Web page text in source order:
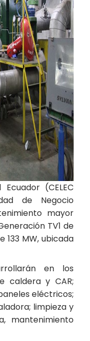
(CELEC
de Negocio
mayor
TV1 de
133 MW, ubicada
en los
caldera y CAR;
eléctricos;
limpieza y
mantenimiento